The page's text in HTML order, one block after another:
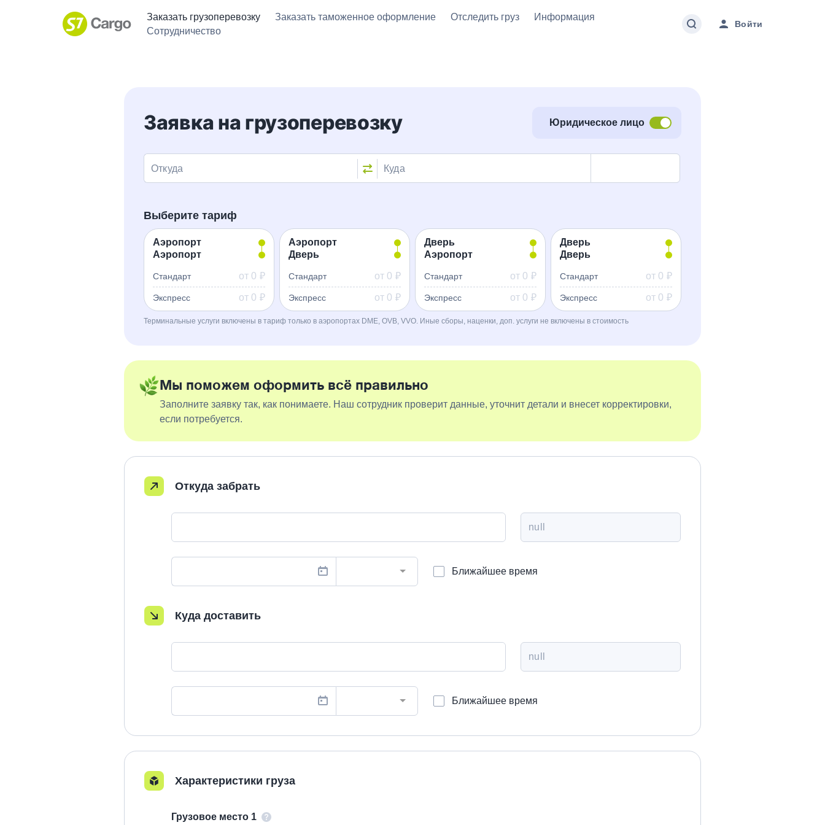
Заказать грузоперевозку Заказать таможенное оформление Отследить груз
Информация
Сотрудничество
Войти
Заявка на грузоперевозку Юридическое лицо
Откуда Куда
Выберите тариф
Аэропорт
Аэропорт
Стандарт от 0 ₽
Экспресс от 0 ₽
Аэропорт
Дверь
Стандарт от 0 ₽
Экспресс от 0 ₽
Дверь
Аэропорт
Стандарт от 0 ₽
Экспресс от 0 ₽
Дверь
Дверь
Стандарт от 0 ₽
Экспресс от 0 ₽
Терминальные услуги включены в тариф только в аэропортах DME, OVB, VVO. Иные сборы, наценки, доп. услуги не включены в стоимость
Мы поможем оформить всё правильно
Заполните заявку так, как понимаете. Наш сотрудник проверит данные, уточнит детали и внесет корректировки,
если потребуется.
Откуда забрать
Ближайшее время
Куда доставить
Ближайшее время
Характеристики груза
Грузовое место 1